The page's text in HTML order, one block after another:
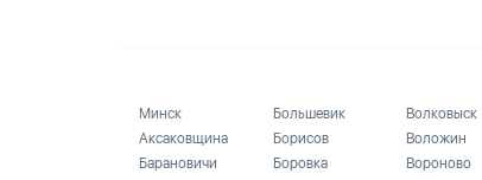
Минск
Аксаковщина
Барановичи
Большевик
Борисов
Боровка
Волковыск
Воложин
Вороново